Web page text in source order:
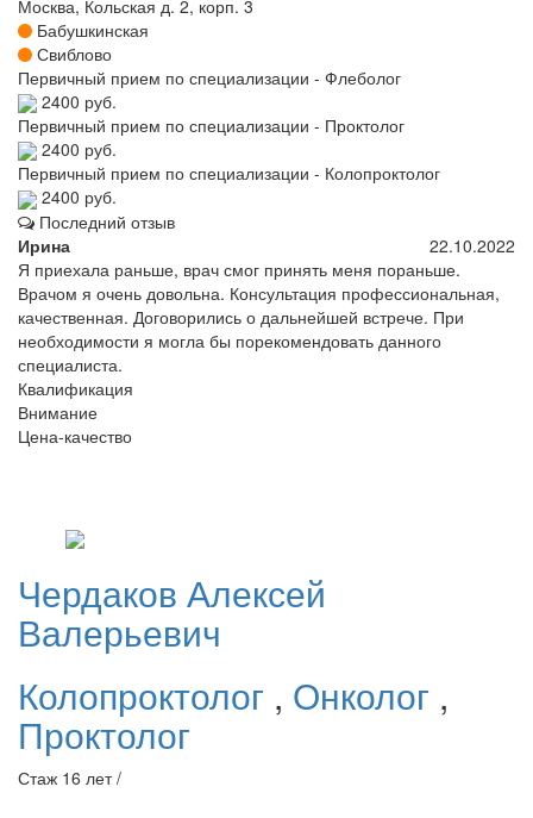
Москва, Кольская д. 2, корп. 3
Бабушкинская
Свиблово
Первичный прием по специализации - Флеболог
2400 руб.
Первичный прием по специализации - Проктолог
2400 руб.
Первичный прием по специализации - Колопроктолог
2400 руб.
Последний отзыв
Ирина
22.10.2022
Я приехала раньше, врач смог принять меня пораньше.
Врачом я очень довольна. Консультация профессиональная,
качественная. Договорились о дальнейшей встрече. При
необходимости я могла бы порекомендовать данного
специалиста.
Квалификация
Внимание
Цена-качество
Чердаков Алексей
Валерьевич
Колопроктолог , Онколог ,
Проктолог
Стаж 16 лет /